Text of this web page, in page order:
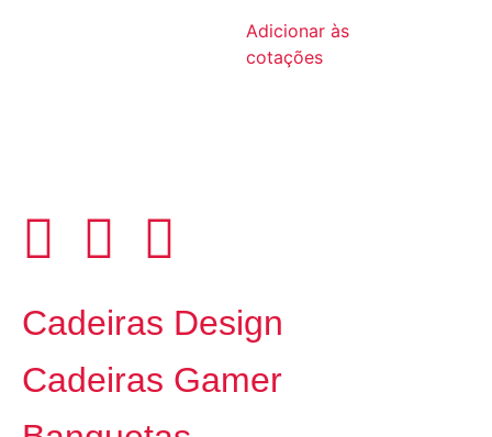
Adicionar às
cotações
Cadeiras Design
Cadeiras Gamer